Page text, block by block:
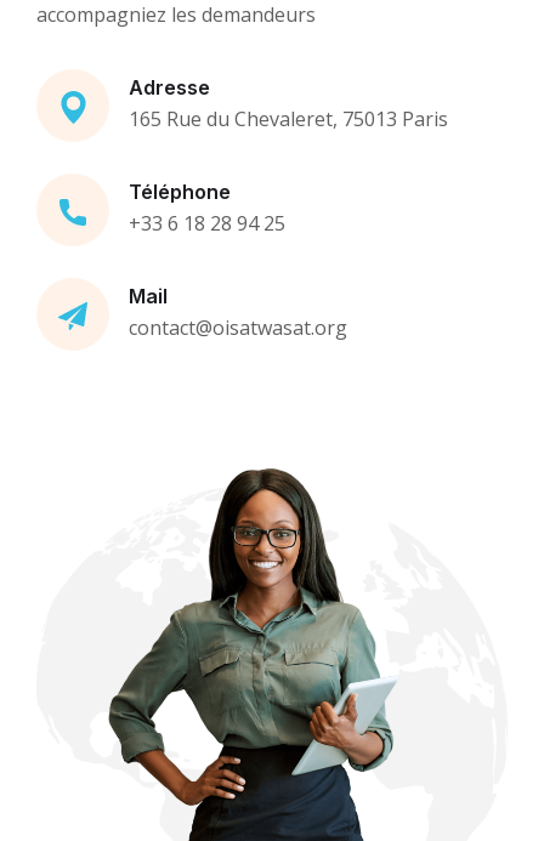
accompagniez les demandeurs
Adresse
165 Rue du Chevaleret, 75013 Paris
Téléphone
+33 6 18 28 94 25
Mail
contact@oisatwasat.org